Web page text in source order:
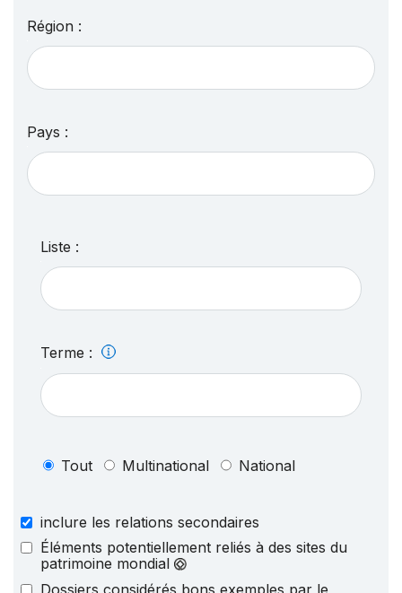
Région :
Pays :
Liste :
Terme :
Tout Multinational National
inclure les relations secondaires
Éléments potentiellement reliés à des sites du
patrimoine mondial
Dossiers considérés bons exemples par le